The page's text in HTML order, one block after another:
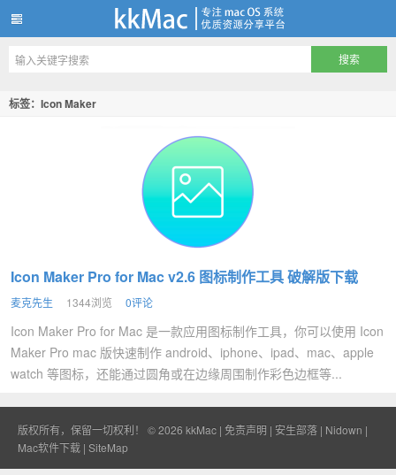
kkMac
标签：Icon Maker
Icon Maker Pro for Mac v2.6 图标制作工具 破解版下载
麦克先生 1344浏览 0评论
Icon Maker Pro for Mac 是一款应用图标制作工具，你可以使用 Icon
Maker Pro mac 版快速制作 android、iphone、ipad、mac、apple
watch 等图标，还能通过圆角或在边缘周围制作彩色边框等...
版权所有，保留一切权利！ © 2026 kkMac | 免责声明 | 安生部落 | Nidown |
Mac软件下载 | SiteMap